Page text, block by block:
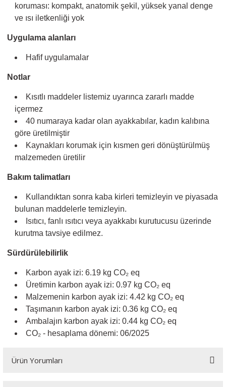
koruması: kompakt, anatomik şekil, yüksek yanal denge
ve ısı iletkenliği yok
Uygulama alanları
Hafif uygulamalar
Notlar
Kısıtlı maddeler listemiz uyarınca zararlı madde
içermez
40 numaraya kadar olan ayakkabılar, kadın kalıbına
göre üretilmiştir
Kaynakları korumak için kısmen geri dönüştürülmüş
malzemeden üretilir
Bakım talimatları
Kullandıktan sonra kaba kirleri temizleyin ve piyasada
bulunan maddelerle temizleyin.
Isıtıcı, fanlı ısıtıcı veya ayakkabı kurutucusu üzerinde
kurutma tavsiye edilmez.
Sürdürülebilirlik
Karbon ayak izi: 6.19 kg CO₂ eq
Üretimin karbon ayak izi: 0.97 kg CO₂ eq
Malzemenin karbon ayak izi: 4.42 kg CO₂ eq
Taşımanın karbon ayak izi: 0.36 kg CO₂ eq
Ambalajın karbon ayak izi: 0.44 kg CO₂ eq
CO₂ - hesaplama dönemi: 06/2025
Ürün Yorumları